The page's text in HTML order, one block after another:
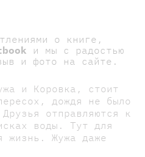
о книге,
и мы с радостью
и фото на сайте.
и Коровка, стоит
дождя не было
отправляются к
воды. Тут для
жизнь. Жужа даже